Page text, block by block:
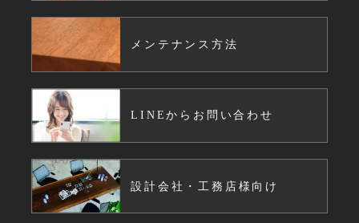
メンテナンス方法
LINEからお問い合わせ
設計会社・工務店様向け